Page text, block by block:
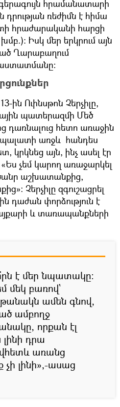
հրամանատարի
ռեժիմն է հիմա
հրաժարականի հարցի
Իսկ մեր երկրում այն
Ղարաբաղում
ին Ուինսթոն Չերչիլը,
պատերազմի Մեծ
դառնալուց հետո առաջին
առջև հանդես
կրկնեց այն, ինչ ասել էր
չեմ կարող առաջարկել
ծանր աշխատանքից,
Չերչիլը զգուշացրել
դաժան փորձություն է
և տառապանքների
է մեր նպատակը։
մեկ բառով`
ամեն գնով,
ամբողջ
որքան էլ
դրա
առանց
լինի»,-ասաց